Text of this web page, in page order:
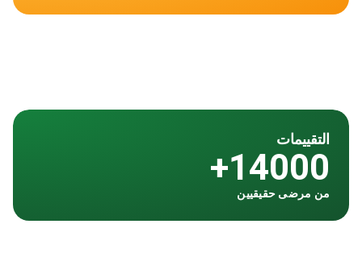
التقييمات
14000+
من مرضى حقيقيين